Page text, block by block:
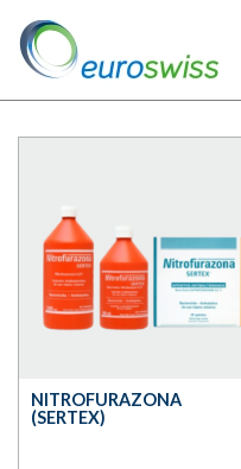
NITROFURAZONA
(SERTEX)